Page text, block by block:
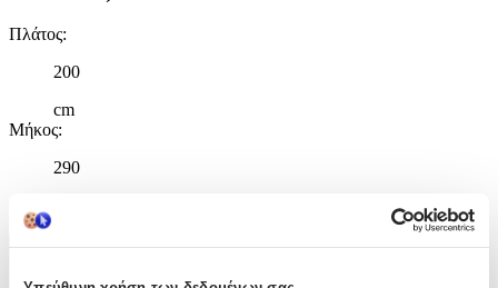
Πλάτος:
200
cm
Μήκος:
290